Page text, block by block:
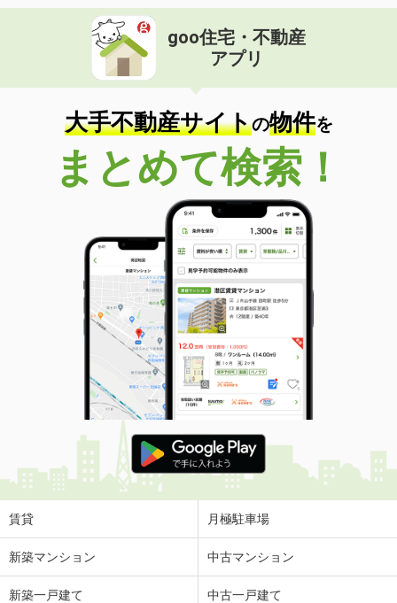
goo住宅・不動産
アプリ
大手不動産サイトの物件を
まとめて検索！
賃貸 月極駐車場
新築マンション 中古マンション
新築一戸建て 中古一戸建て